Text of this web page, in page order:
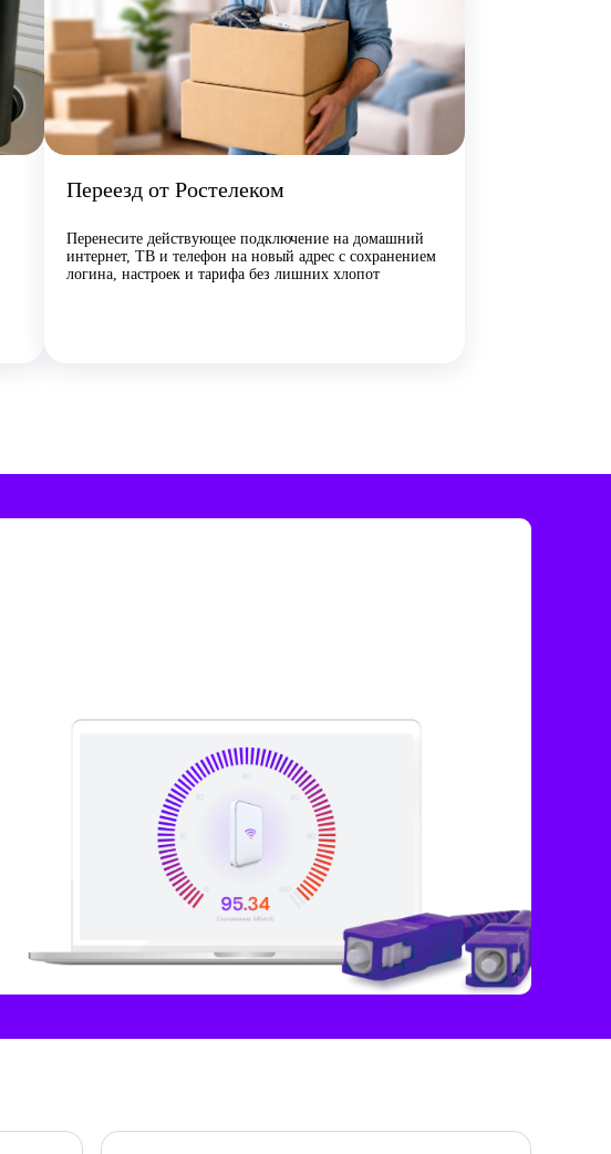
Переезд от Ростелеком
Перенесите действующее подключение на домашний
интернет, ТВ и телефон на новый адрес с сохранением
логина, настроек и тарифа без лишних хлопот